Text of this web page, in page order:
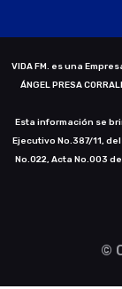
VIDA FM. es una
ÁNGEL PRESA
Esta información se
Ejecutivo No.387/11,
No.022, Acta No.003
©